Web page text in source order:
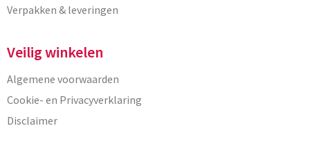
Verpakken & leveringen
Veilig winkelen
Algemene voorwaarden
Cookie- en Privacyverklaring
Disclaimer